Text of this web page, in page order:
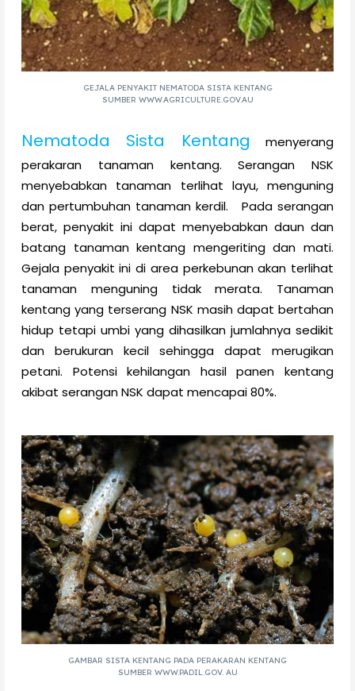
GEJALA PENYAKIT NEMATODA SISTA KENTANG
SUMBER WWW.AGRICULTURE.GOV.AU
Nematoda Sista Kentang menyerang
perakaran tanaman kentang. Serangan NSK
menyebabkan tanaman terlihat layu, menguning
dan pertumbuhan tanaman kerdil. Pada serangan
berat, penyakit ini dapat menyebabkan daun dan
batang tanaman kentang mengeriting dan mati.
Gejala penyakit ini di area perkebunan akan terlihat
tanaman menguning tidak merata. Tanaman
kentang yang terserang NSK masih dapat bertahan
hidup tetapi umbi yang dihasilkan jumlahnya sedikit
dan berukuran kecil sehingga dapat merugikan
petani. Potensi kehilangan hasil panen kentang
akibat serangan NSK dapat mencapai 80%.
GAMBAR SISTA KENTANG PADA PERAKARAN KENTANG
SUMBER WWW.PADIL.GOV. AU